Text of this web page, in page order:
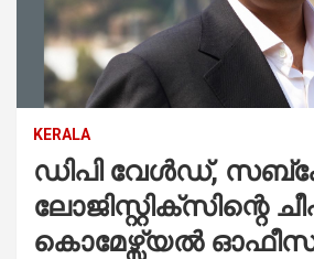
KERALA
ഡിപി വേള്‍ഡ്,
ലോജിസ്റ്റിക്സിന്റെ
കൊമേഴ്സ്യല്‍